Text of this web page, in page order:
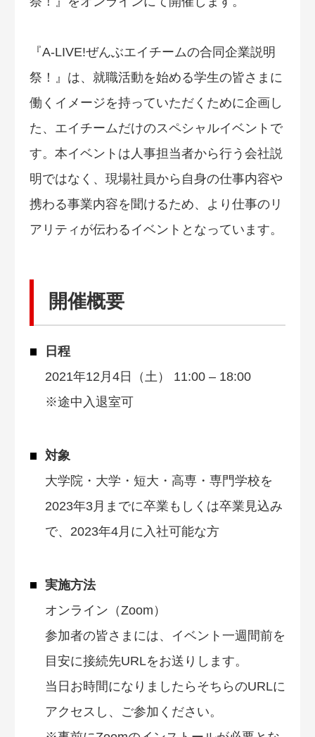
『A-LIVE!ぜんぶエイチームの合同企業説明
祭！』は、就職活動を始める学生の皆さまに
働くイメージを持っていただくために企画し
た、エイチームだけのスペシャルイベントで
す。本イベントは人事担当者から行う会社説
明ではなく、現場社員から自身の仕事内容や
携わる事業内容を聞けるため、より仕事のリ
アリティが伝わるイベントとなっています。
開催概要
日程
2021年12月4日（土） 11:00 – 18:00
※途中入退室可
対象
大学院・大学・短大・高専・専門学校を
2023年3月までに卒業もしくは卒業見込み
で、2023年4月に入社可能な方
実施方法
オンライン（Zoom）
参加者の皆さまには、イベント一週間前を
目安に接続先URLをお送りします。
当日お時間になりましたらそちらのURLに
アクセスし、ご参加ください。